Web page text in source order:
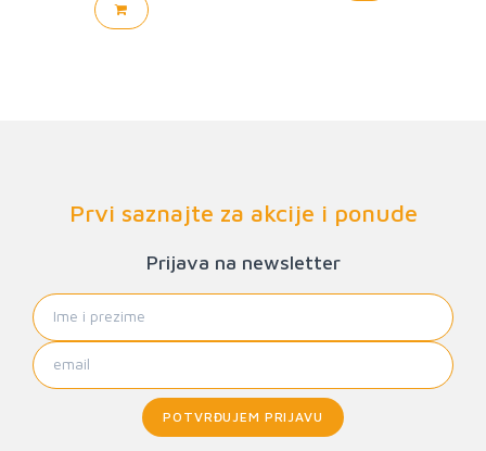
Prvi saznajte za akcije i ponude
Prijava na newsletter
POTVRĐUJEM PRIJAVU